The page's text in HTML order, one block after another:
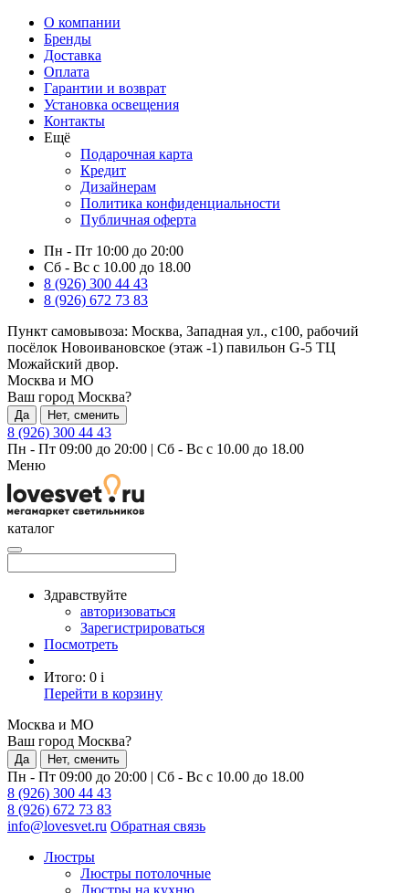
О компании
Бренды
Доставка
Оплата
Гарантии и возврат
Установка освещения
Контакты
Ещё
Подарочная карта
Кредит
Дизайнерам
Политика конфиденциальности
Публичная оферта
Пн - Пт 10:00 до 20:00
Сб - Вс с 10.00 до 18.00
8 (926) 300 44 43
8 (926) 672 73 83
Пункт самовывоза: Москва, Западная ул., с100, рабочий
посёлок Новоивановское (этаж -1) павильон G-5 ТЦ
Можайский двор.
Москва и МО
Ваш город Москва?
Да Нет, сменить
8 (926) 300 44 43
Пн - Пт 09:00 до 20:00 | Сб - Вс с 10.00 до 18.00
Меню
каталог
Здравствуйте
авторизоваться
Зарегистрироваться
Посмотреть
Итого: 0 i
Перейти в корзину
Москва и МО
Ваш город Москва?
Да Нет, сменить
Пн - Пт 09:00 до 20:00 | Сб - Вс с 10.00 до 18.00
8 (926) 300 44 43
8 (926) 672 73 83
info@lovesvet.ru Обратная связь
Люстры
Люстры потолочные
Люстры на кухню